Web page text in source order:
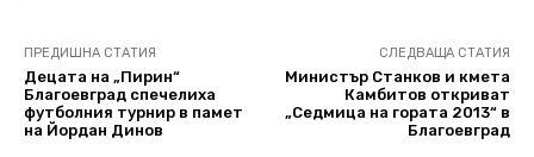
ПРЕДИШНА СТАТИЯ
Децата на „Пирин“
Благоевград спечелиха
футболния турнир в памет
на Йордан Динов
СЛЕДВАЩА СТАТИЯ
Министър Станков и кмета
Камбитов откриват
„Седмица на гората 2013“ в
Благоевград